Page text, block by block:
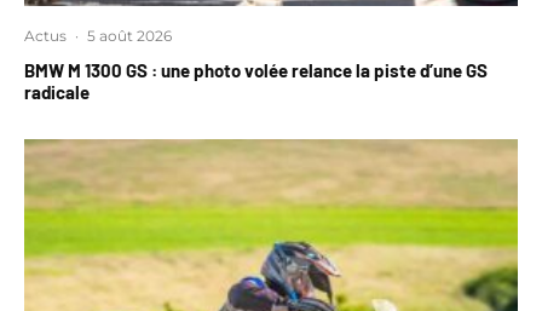
Actus · 5 août 2026
BMW M 1300 GS : une photo volée relance la piste d’une GS
radicale